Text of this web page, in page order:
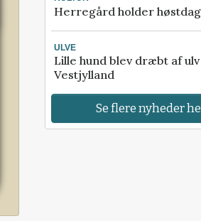
Herregård holder høstdag
ULVE
Lille hund blev dræbt af
Vestjylland
Se flere nyheder